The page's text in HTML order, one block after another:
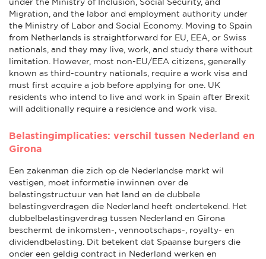
Migration, and the labor and employment authority under
the Ministry of Labor and Social Economy. Moving to Spain
from Netherlands is straightforward for EU, EEA, or Swiss
nationals, and they may live, work, and study there without
limitation. However, most non-EU/EEA citizens, generally
known as third-country nationals, require a work visa and
must first acquire a job before applying for one. UK
residents who intend to live and work in Spain after Brexit
will additionally require a residence and work visa.
Belastingimplicaties: verschil tussen Nederland en
Girona
Een zakenman die zich op de Nederlandse markt wil
vestigen, moet informatie inwinnen over de
belastingstructuur van het land en de dubbele
belastingverdragen die Nederland heeft ondertekend. Het
dubbelbelastingverdrag tussen Nederland en Girona
beschermt de inkomsten-, vennootschaps-, royalty- en
dividendbelasting. Dit betekent dat Spaanse burgers die
onder een geldig contract in Nederland werken en